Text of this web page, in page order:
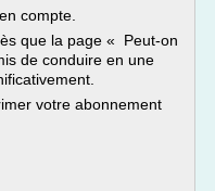
compte.
que la page « Peut-on
de conduire en une
votre abonnement